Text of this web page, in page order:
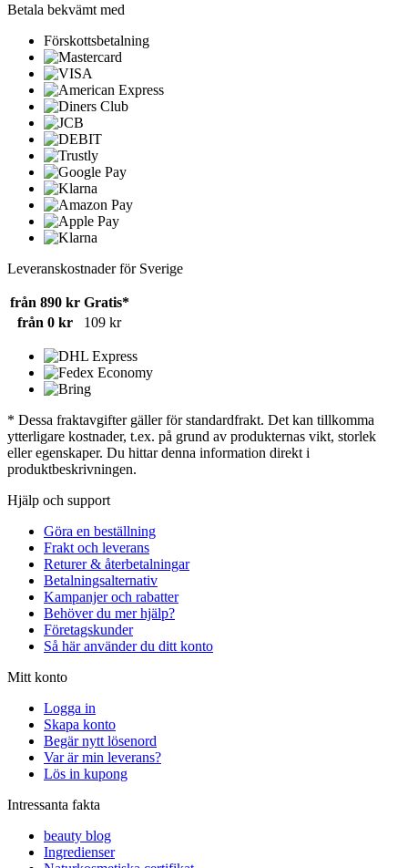
Betala bekvämt med
Förskottsbetalning
Leveranskostnader för Sverige
från 890 kr Gratis*
från 0 kr
109 kr
* Dessa fraktavgifter gäller för standardfrakt. Det kan tillkomma
ytterligare kostnader, t.ex. på grund av produkternas vikt, storlek
eller egenskaper. Du hittar denna information direkt i
produktbeskrivningen.
Hjälp och support
Göra en beställning
Frakt och leverans
Returer & återbetalningar
Betalningsalternativ
Kampanjer och rabatter
Behöver du mer hjälp?
Företagskunder
Så här använder du ditt konto
Mitt konto
Logga in
Skapa konto
Begär nytt lösenord
Var är min leverans?
Lös in kupong
Intressanta fakta
beauty blog
Ingredienser